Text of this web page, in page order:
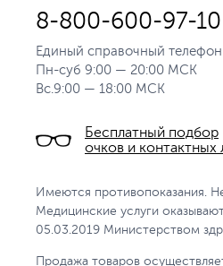
8-800-600-97-10
Единый справочный телефон
Пн-суб 9:00 — 20:00 МСК
Вс.9:00 — 18:00 МСК
Бесплатный подбор
очков и контактных
Имеются противопоказания.
Медицинские услуги
05.03.2019 Министерством
Продажа товаров